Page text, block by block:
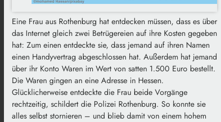
Eine Frau aus Rothenburg hat entdecken müssen, dass es über
das Internet gleich zwei Betrügereien auf ihre Kosten gegeben
hat: Zum einen entdeckte sie, dass jemand auf ihren Namen
einen Handyvertrag abgeschlossen hat. Außerdem hat jemand
über ihr Konto Waren im Wert von satten 1.500 Euro bestellt.
Die Waren gingen an eine Adresse in Hessen.
Glücklicherweise entdeckte die Frau beide Vorgänge
rechtzeitig, schildert die Polizei Rothenburg. So konnte sie
alles selbst stornieren – und blieb damit von einem hohem